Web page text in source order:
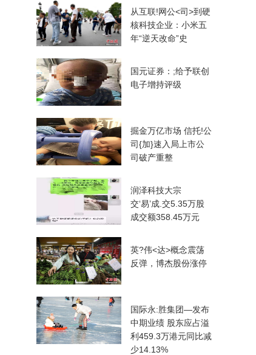
从互联!网公<司>到硬
核科技企业：小米五
年“逆天改命”史
国元证券：;给予联创
电子增持评级
掘金万亿市场 信托!公
司{加}速入局上市公
司破产重整
润泽科技大宗
交‘易’成.交5.35万股
成交额358.45万元
英?伟<达>概念震荡
反弹，博杰股份涨停
国际永:胜集团—发布
中期业绩 股东应占溢
利459.3万港元同比减
少14.13%